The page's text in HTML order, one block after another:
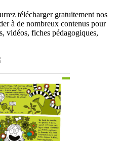
télécharger gratuitement nos
à de nombreux contenus pour
vidéos, fiches pédagogiques,